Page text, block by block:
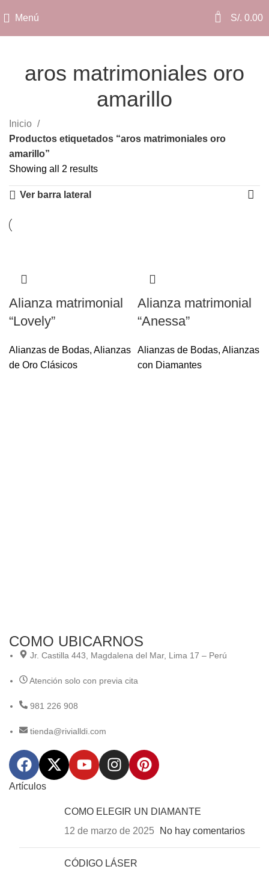
Menú 0 S/. 0.00
aros matrimoniales oro
amarillo
Inicio
Productos etiquetados “aros matrimoniales oro
amarillo”
Showing all 2 results
Ver barra lateral
Alianza matrimonial
“Lovely”
Alianzas de Bodas, Alianzas
de Oro Clásicos
Alianza matrimonial
“Anessa”
Alianzas de Bodas, Alianzas
con Diamantes
COMO UBICARNOS
Jr. Castilla 443, Magdalena del Mar, Lima 17 – Perú
Atención solo con previa cita
981 226 908
tienda@rivialldi.com
Artículos
COMO ELEGIR UN DIAMANTE
12 de marzo de 2025
No hay comentarios
CÓDIGO LÁSER